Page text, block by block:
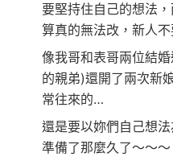
要堅持住自己的想法
算真的無法改，新人
像我哥和表哥兩位結
的親弟)還開了兩次新
常往來的…
還是要以妳們自己想
準備了那麼久了～～～